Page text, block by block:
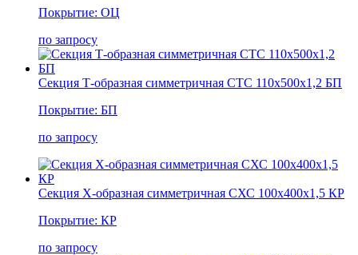
Покрытие: ОЦ
по запросу
Секция Т-образная симметричная СТС 110х500х1,2 БП
Покрытие: БП
по запросу
Секция Х-образная симметричная СХС 100х400х1,5 КР
Покрытие: КР
по запросу